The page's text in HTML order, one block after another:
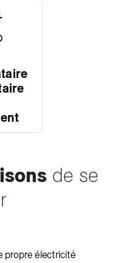
de se
propre électricité